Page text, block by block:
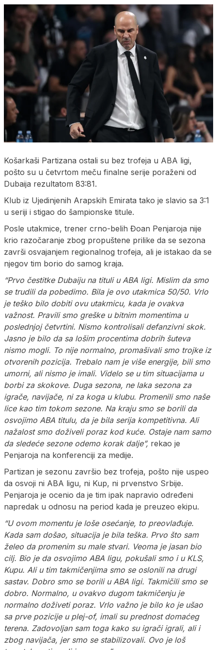
Košarkaši Partizana ostali su bez trofeja u ABA ligi,
pošto su u četvrtom meču finalne serije poraženi od
Dubaija rezultatom 83:81.
Klub iz Ujedinjenih Arapskih Emirata tako je slavio sa 3:1
u seriji i stigao do šampionske titule.
Posle utakmice, trener crno-belih Đoan Penjaroja nije
krio razočaranje zbog propuštene prilike da se sezona
završi osvajanjem regionalnog trofeja, ali je istakao da se
njegov tim borio do samog kraja.
“Prvo čestitke Dubaiju na tituli u ABA ligi. Mislim da smo
se trudili da pobedimo. Bila je ovo utakmica 50/50. Vrlo
je teško bilo dobiti ovu utakmicu, kada je ovakva
važnost. Pravili smo greške u bitnim momentima u
poslednjoj četvrtini. Nismo kontrolisali defanzivni skok.
Jasno je bilo da sa lošim procentima dobrih šuteva
nismo mogli. To nije normalno, promašivali smo trojke iz
otvorenih pozicija. Trebalo nam je više energije, bili smo
umorni, ali nismo je imali. Videlo se u tim situacijama u
borbi za skokove. Duga sezona, ne laka sezona za
igrače, navijače, ni za koga u klubu. Promenili smo naše
lice kao tim tokom sezone. Na kraju smo se borili da
osvojimo ABA titulu, da je bila serija kompetitivna. Ali
nažalost smo doživeli poraz kod kuće. Ostaje nam samo
da sledeće sezone odemo korak dalje”, rekao je
Penjaroja na konferenciji za medije.
Partizan je sezonu završio bez trofeja, pošto nije uspeo
da osvoji ni ABA ligu, ni Kup, ni prvenstvo Srbije.
Penjaroja je ocenio da je tim ipak napravio određeni
napredak u odnosu na period kada je preuzeo ekipu.
“U ovom momentu je loše osećanje, to preovlađuje.
Kada sam došao, situacija je bila teška. Prvo što sam
želeo da promenim su male stvari. Veoma je jasan bio
cilj. Bio je da osvojimo ABA ligu, pokušali smo i u KLS,
Kupu. Ali u tim takmičenjima smo se oslonili na drugi
sastav. Dobro smo se borili u ABA ligi. Takmičili smo se
dobro. Normalno, u ovakvo dugom takmičenju je
normalno doživeti poraz. Vrlo važno je bilo ko je ušao
sa prve pozicije u plej-of, imali su prednost domaćeg
terena. Zadovoljan sam toga kako su igrači igrali, ali i
zbog navijača, jer smo se stabilizovali. Ovo je loš